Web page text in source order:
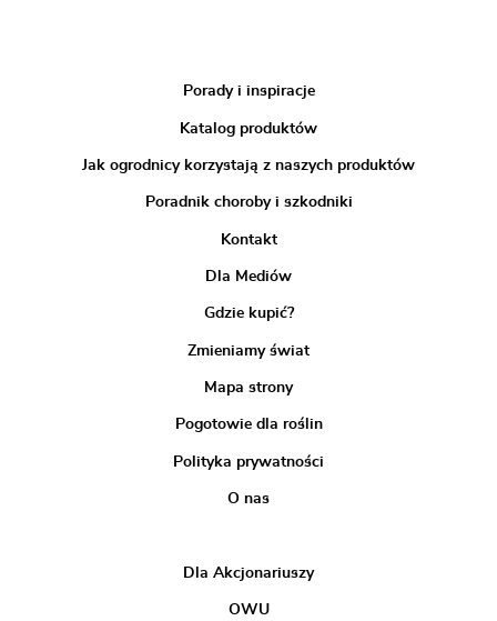
Porady i inspiracje
Katalog produktów
Jak ogrodnicy korzystają z naszych produktów
Poradnik choroby i szkodniki
Kontakt
Dla Mediów
Gdzie kupić?
Zmieniamy świat
Mapa strony
Pogotowie dla roślin
Polityka prywatności
O nas
Dla Akcjonariuszy
OWU